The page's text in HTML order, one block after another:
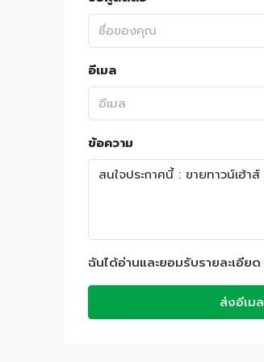
อีเมล
ข้อความ
ฉันได้อ่านและยอมรับรายละเอียด
ส่งอีเมล